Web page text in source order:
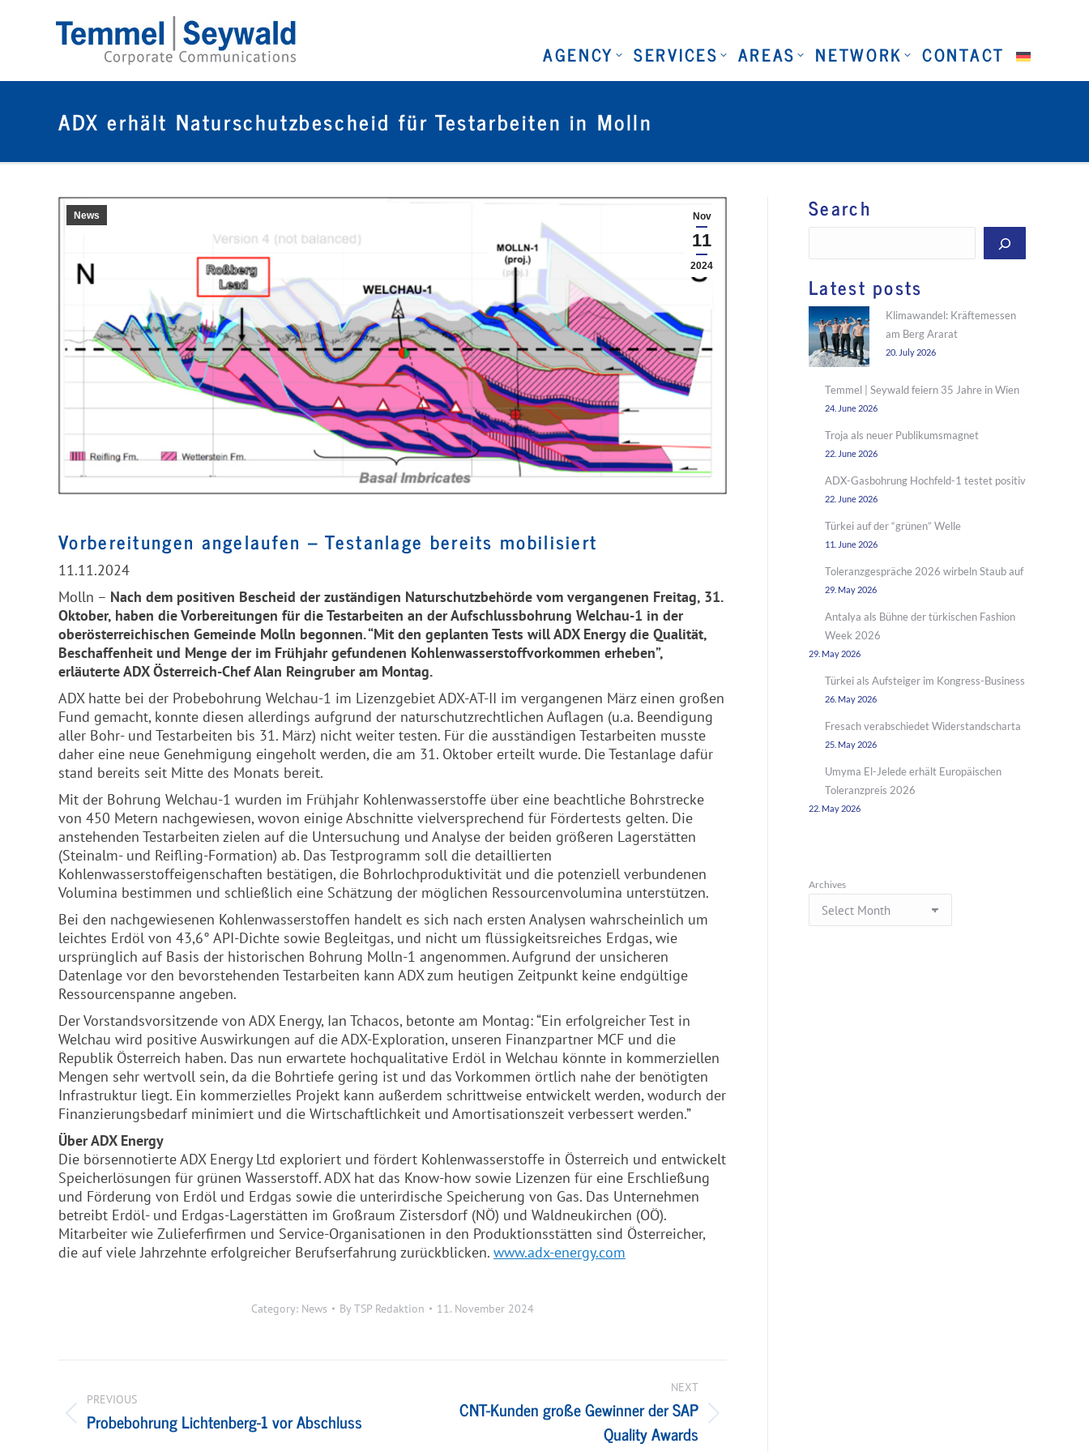
AGENCY SERVICES AREAS NETWORK CONTACT
ADX erhält Naturschutzbescheid für Testarbeiten in Molln
Nov
11
2024
News
Vorbereitungen angelaufen – Testanlage bereits mobilisiert
11.11.2024
Molln – Nach dem positiven Bescheid der zuständigen Naturschutzbehörde vom vergangenen Freitag, 31.
Oktober, haben die Vorbereitungen für die Testarbeiten an der Aufschlussbohrung Welchau-1 in der
oberösterreichischen Gemeinde Molln begonnen. “Mit den geplanten Tests willADXEnergy die Qualität,
Beschaffenheit und Menge der im Frühjahr gefundenen Kohlenwasserstoffvorkommen erheben”,
erläuterteADXÖsterreich-Chef Alan Reingruber am Montag.
ADXhatte bei der Probebohrung Welchau-1 im LizenzgebietADX-AT-II im vergangenen März einen großen
Fund gemacht, konnte diesen allerdings aufgrund der naturschutzrechtlichen Auflagen (u.a. Beendigung
aller Bohr- und Testarbeiten bis 31. März) nicht weiter testen. Für die ausständigen Testarbeiten musste
daher eine neue Genehmigung eingeholt werden, die am 31. Oktober erteilt wurde. Die Testanlage dafür
stand bereits seit Mitte des Monats bereit.
Mit der Bohrung Welchau-1 wurden im Frühjahr Kohlenwasserstoffe über eine beachtliche Bohrstrecke
von 450 Metern nachgewiesen, wovon einige Abschnitte vielversprechend für Fördertests gelten. Die
anstehenden Testarbeiten zielen auf die Untersuchung und Analyse der beiden größeren Lagerstätten
(Steinalm- und Reifling-Formation) ab. Das Testprogramm soll die detaillierten
Kohlenwasserstoffeigenschaften bestätigen, die Bohrlochproduktivität und die potenziell verbundenen
Volumina bestimmen und schließlich eine Schätzung der möglichen Ressourcenvolumina unterstützen.
Bei den nachgewiesenen Kohlenwasserstoffen handelt es sich nach ersten Analysen wahrscheinlich um
leichtes Erdöl von 43,6° API-Dichte sowie Begleitgas, und nicht um flüssigkeitsreiches Erdgas, wie
ursprünglich auf Basis der historischen Bohrung Molln-1 angenommen. Aufgrund der unsicheren
Datenlage vor den bevorstehenden Testarbeiten kann ADXzum heutigen Zeitpunkt keine endgültige
Ressourcenspanne angeben.
Der Vorstandsvorsitzende von ADXEnergy, Ian Tchacos, betonte am Montag: “Ein erfolgreicher Test in
Welchau wird positive Auswirkungen auf dieADX-Exploration, unseren Finanzpartner MCF und die
Republik Österreich haben. Das nun erwartete hochqualitative Erdöl in Welchau könnte in kommerziellen
Mengen sehr wertvoll sein, da die Bohrtiefe gering ist und das Vorkommen örtlich nahe der benötigten
Infrastruktur liegt. Ein kommerzielles Projekt kann außerdem schrittweise entwickelt werden, wodurch der
Finanzierungsbedarf minimiert und die Wirtschaftlichkeit und Amortisationszeit verbessert werden.”
ÜberADXEnergy
Die börsennotierteADXEnergy Ltd exploriert und fördert Kohlenwasserstoffe in Österreich und entwickelt
Speicherlösungen für grünen Wasserstoff.ADXhat das Know-how sowie Lizenzen für eine Erschließung
und Förderung von Erdöl und Erdgas sowie die unterirdische Speicherung von Gas. Das Unternehmen
betreibt Erdöl- und Erdgas-Lagerstätten im Großraum Zistersdorf (NÖ) und Waldneukirchen (OÖ).
Mitarbeiter wie Zulieferfirmen und Service-Organisationen in den Produktionsstätten sind Österreicher,
die auf viele Jahrzehnte erfolgreicher Berufserfahrung zurückblicken. www.adx-energy.com
Category: News By TSP Redaktion 11. November 2024
navigation
PREVIOUS
Previous
Probebohrung Lichtenberg-1 vor Abschluss
NEXT
CNT-Kunden große Gewinner der SAP
Quality Awards
Search
Latest posts
Klimawandel: Kräftemessen
am Berg Ararat
20. July 2026
Temmel | Seywald feiern 35 Jahre in Wien
24. June 2026
Troja als neuer Publikumsmagnet
22. June 2026
ADX-Gasbohrung Hochfeld-1 testet positiv
22. June 2026
Türkei auf der “grünen” Welle
11. June 2026
Toleranzgespräche 2026 wirbeln Staub auf
29. May 2026
Antalya als Bühne der türkischen Fashion
Week 2026
29. May 2026
Türkei als Aufsteiger im Kongress-Business
26. May 2026
Fresach verabschiedet Widerstandscharta
25. May 2026
Umyma El-Jelede erhält Europäischen
Toleranzpreis 2026
22. May 2026
Archives